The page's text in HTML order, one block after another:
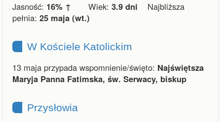
Jasność: 16% ↑ Wiek: 3.9 dni Najbliższa
pełnia: 25 maja (wt.)
W Kościele Katolickim
13 maja przypada wspomnienie/święto: Najświętsza
Maryja Panna Fatimska, św. Serwacy, biskup
Przysłowia